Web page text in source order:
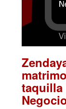
taquilla